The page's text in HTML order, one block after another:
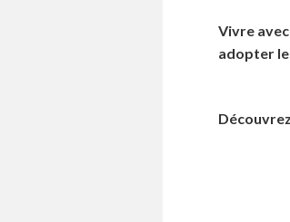
Vivre
adopter